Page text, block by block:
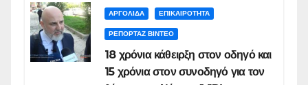
ΑΡΓΟΛΙΔΑ ΕΠΙΚΑΙΡΟΤΗΤΑ
ΡΕΠΟΡΤΑΖ ΒΙΝΤΕΟ
18 χρόνια κάθειρξη στον οδηγό και
15 χρόνια στον συνοδηγό για τον